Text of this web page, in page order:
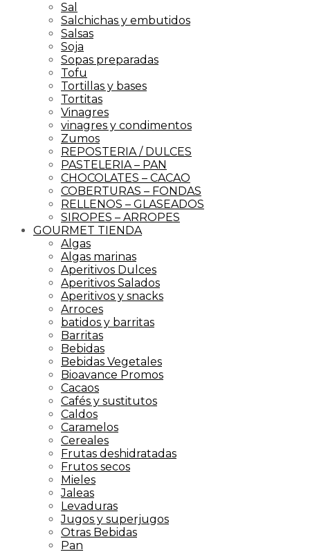
Sal
Salchichas y embutidos
Salsas
Soja
Sopas preparadas
Tofu
Tortillas y bases
Tortitas
Vinagres
vinagres y condimentos
Zumos
REPOSTERIA / DULCES
PASTELERIA – PAN
CHOCOLATES – CACAO
COBERTURAS – FONDAS
RELLENOS – GLASEADOS
SIROPES – ARROPES
GOURMET TIENDA
Algas
Algas marinas
Aperitivos Dulces
Aperitivos Salados
Aperitivos y snacks
Arroces
batidos y barritas
Barritas
Bebidas
Bebidas Vegetales
Bioavance Promos
Cacaos
Cafés y sustitutos
Caldos
Caramelos
Cereales
Frutas deshidratadas
Frutos secos
Mieles
Jaleas
Levaduras
Jugos y superjugos
Otras Bebidas
Pan